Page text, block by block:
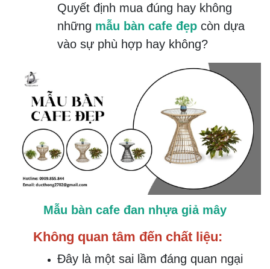
Quyết định mua đúng hay không
những mẫu bàn cafe đẹp còn dựa
vào sự phù hợp hay không?
Mẫu bàn cafe đan nhựa giả mây
Không quan tâm đến chất liệu:
Đây là một sai lầm đáng quan ngại